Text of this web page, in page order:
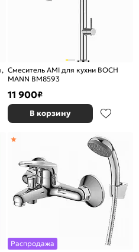
Смеситель AMI для кухни BOCH
MANN BM8593
11 900₽
В корзину
Распродажа